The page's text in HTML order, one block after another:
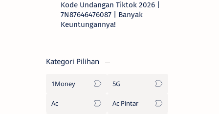
Kode Undangan Tiktok 2026 |
7N87646476087 | Banyak
Keuntungannya!
Kategori Pilihan
1Money 5G
Ac Ac Pintar